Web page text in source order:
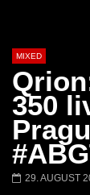
Barbara
FuturFestival
MIXED
350
29. AUGUST